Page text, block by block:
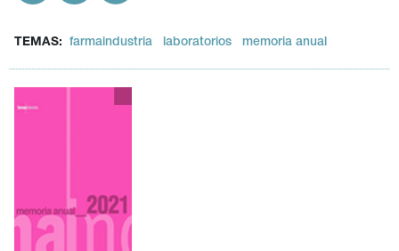
TEMAS: farmaindustria laboratorios memoria anual